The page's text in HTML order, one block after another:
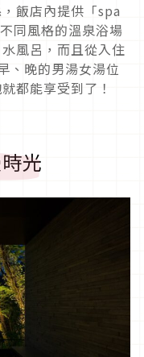
飯店內提供「spa
同風格的溫泉浴場
風呂，而且從入住
、晚的男湯女湯位
都能享受到了！
光